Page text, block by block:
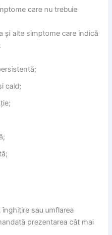
care nu trebuie
și alte simptome care indică
cald;
sau umflarea
prezentarea cât mai